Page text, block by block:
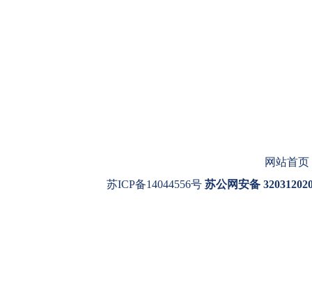
网站首页
苏ICP备14044556号 苏公网安备